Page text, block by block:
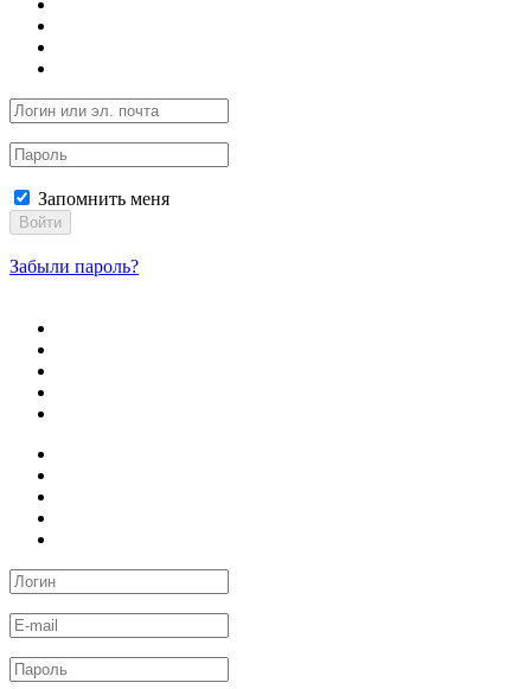
Запомнить меня
Войти
Забыли пароль?